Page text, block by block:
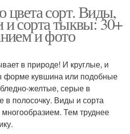
цвета сорт. Виды,
и сорта тыквы: 30+
и фото
в природе! И круглые, и
форме кувшина или подобные
желтые, серые в
в полосочку. Виды и сорта
Тем труднее